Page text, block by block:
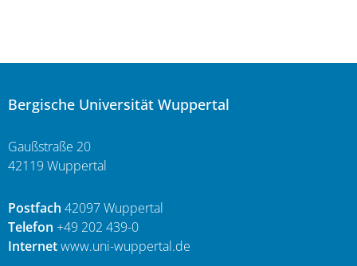
Bergische Universität Wuppertal
Gaußstraße 20
42119 Wuppertal
Postfach 42097 Wuppertal
Telefon +49 202 439-0
Internetwww.uni-wuppertal.de